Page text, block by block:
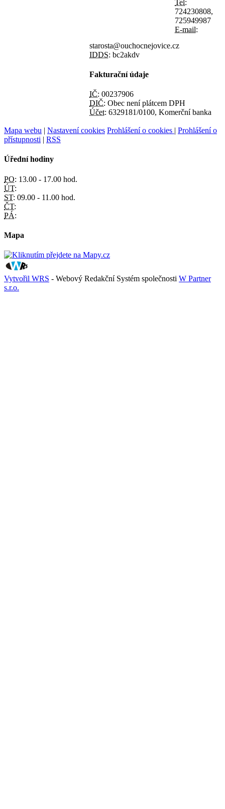
Tel:
724230808,
725949987
E-mail:
starosta@ouchocnejovice.cz
IDDS: bc2akdv
Fakturační údaje
IČ: 00237906
DIČ: Obec není plátcem DPH
Účet: 6329181/0100, Komerční banka
Mapa webu | Nastavení cookies Prohlášení o cookies | Prohlášení o
přístupnosti | RSS
Úřední hodiny
PO: 13.00 - 17.00 hod.
ÚT:
ST: 09.00 - 11.00 hod.
ČT:
PÁ:
Mapa
Vytvořil WRS - Webový Redakční Systém společnosti W Partner
s.r.o.